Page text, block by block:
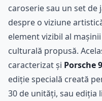
caroserie sau un set de
despre o viziune
element vizibil al
culturală propusă.
caracterizat și Porsche
ediție specială creată
30 de unități, sau ediția